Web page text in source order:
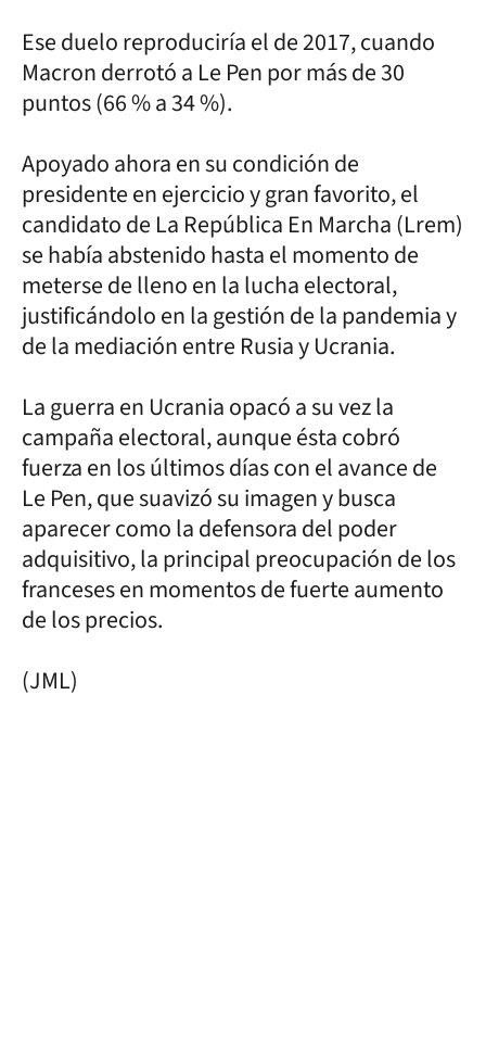
Ese duelo reproduciría el de 2017, cuando
Macron derrotó a Le Pen por más de 30
puntos (66 % a 34 %).
Apoyado ahora en su condición de
presidente en ejercicio y gran favorito, el
candidato de La República En Marcha (Lrem)
se había abstenido hasta el momento de
meterse de lleno en la lucha electoral,
justificándolo en la gestión de la pandemia y
de la mediación entre Rusia y Ucrania.
La guerra en Ucrania opacó a su vez la
campaña electoral, aunque ésta cobró
fuerza en los últimos días con el avance de
Le Pen, que suavizó su imagen y busca
aparecer como la defensora del poder
adquisitivo, la principal preocupación de los
franceses en momentos de fuerte aumento
de los precios.
(JML)